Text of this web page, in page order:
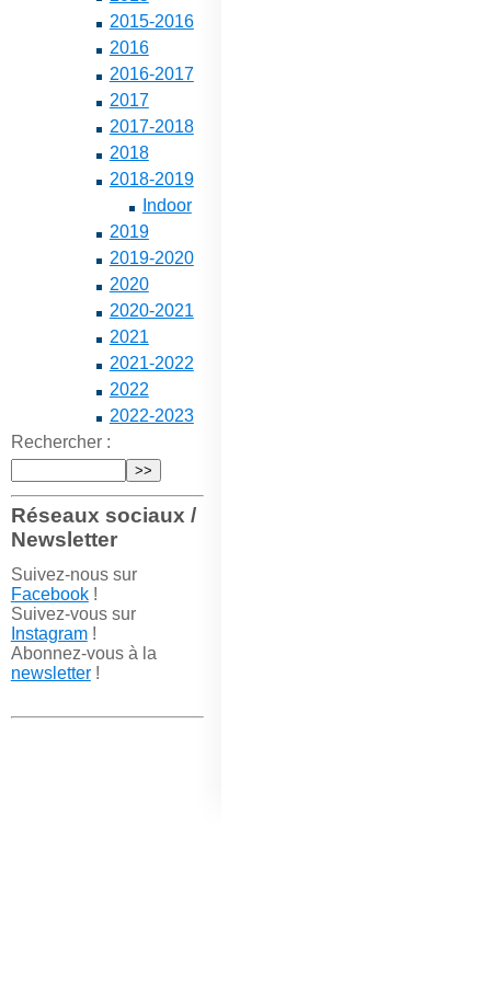
2015-2016
2016
2016-2017
2017
2017-2018
2018
2018-2019
Indoor
2019
2019-2020
2020
2020-2021
2021
2021-2022
2022
2022-2023
Rechercher :
Réseaux sociaux /
Newsletter
Suivez-nous sur
Facebook!
Suivez-vous sur
Instagram!
Abonnez-vous à la
newsletter!